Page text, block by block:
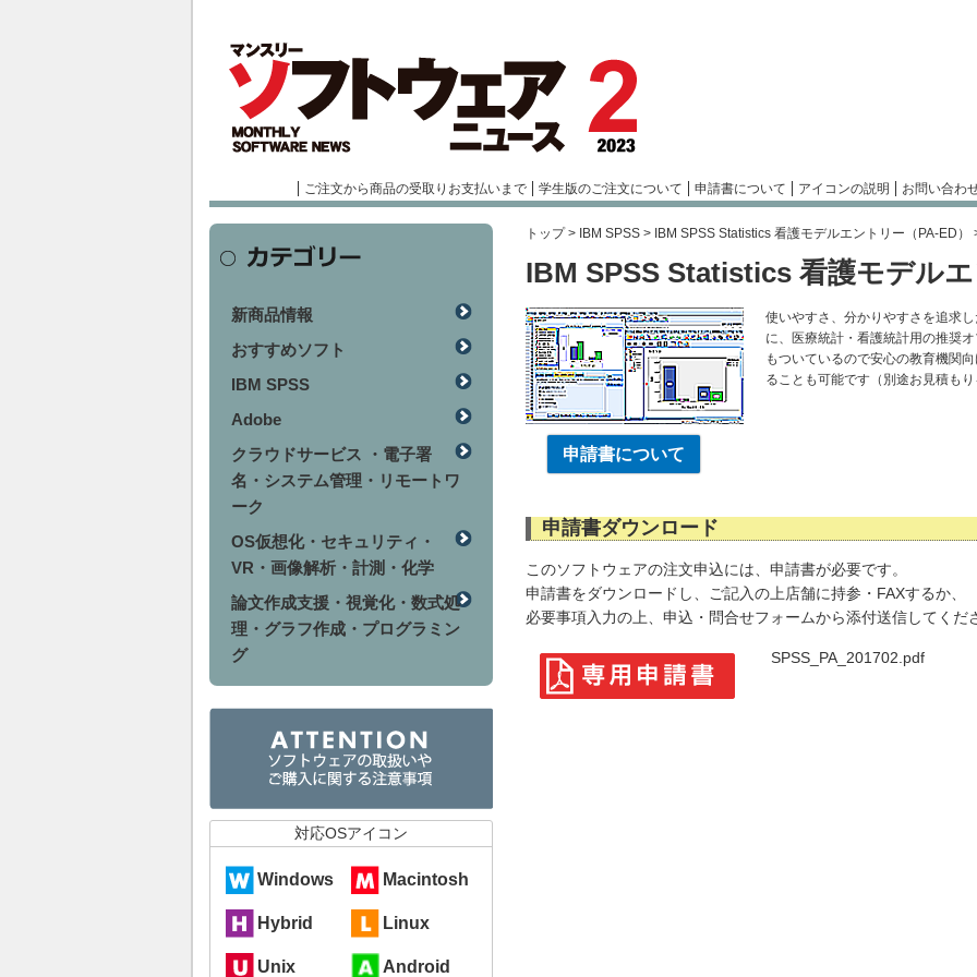
ご注文から商品の受取りお支払いまで 学生版のご注文について 申請書について アイコンの説明 お問い合わ
トップ> IBM SPSS > IBM SPSS Statistics 看護モデルエントリー（PA-ED）
IBM SPSS Statistics 看護モデル
申請書について
使いやすさ、分かりやすさを追求
に、医療統計・看護統計用の推奨
もついているので安心の教育機関
ることも可能です（別途お見積も
申請書ダウンロード
このソフトウェアの注文申込には、申請書が必要です。
申請書をダウンロードし、ご記入の上店舗に持参・FAXするか、
必要事項入力の上、申込・問合せフォームから添付送信してくだ
SPSS_PA_201702.pdf
新商品情報
おすすめソフト
IBM SPSS
Adobe
クラウドサービス ・電子署
名・システム管理・リモートワ
ーク
OS仮想化・セキュリティ・
VR・画像解析・計測・化学
論文作成支援・視覚化・数式処
理・グラフ作成・プログラミン
グ
対応OSアイコン
Windows Macintosh
Hybrid Linux
Unix Android